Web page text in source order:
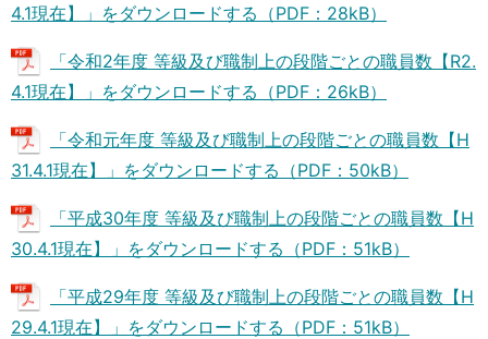
4.1現在】」をダウンロードする（PDF：28kB）
「令和2年度 等級及び職制上の段階ごとの職員数【R2.
4.1現在】」をダウンロードする（PDF：26kB）
「令和元年度 等級及び職制上の段階ごとの職員数【H
31.4.1現在】」をダウンロードする（PDF：50kB）
「平成30年度 等級及び職制上の段階ごとの職員数【H
30.4.1現在】」をダウンロードする（PDF：51kB）
「平成29年度 等級及び職制上の段階ごとの職員数【H
29.4.1現在】」をダウンロードする（PDF：51kB）